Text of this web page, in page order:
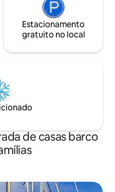
Estacionamento
gratuito no local
de casas barco